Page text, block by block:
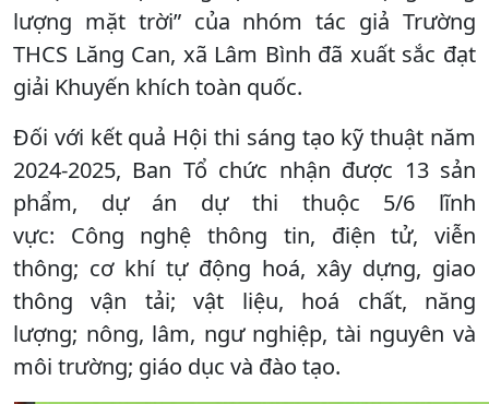
lượng mặt trời” của nhóm tác giả Trường
THCS Lăng Can, xã Lâm Bình đã xuất sắc đạt
giải Khuyến khích toàn quốc.
Đối với kết quả Hội thi sáng tạo kỹ thuật năm
2024-2025, Ban Tổ chức nhận được 13 sản
phẩm, dự án dự thi thuộc 5/6 lĩnh
vực: Công nghệ thông tin, điện tử, viễn
thông; cơ khí tự động hoá, xây dựng, giao
thông vận tải; vật liệu, hoá chất, năng
lượng; nông, lâm, ngư nghiệp, tài nguyên và
môi trường; giáo dục và đào tạo.